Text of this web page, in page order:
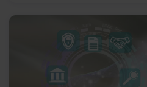
Warto przyjrzeć się, jak
klientów i dlaczego rachunek